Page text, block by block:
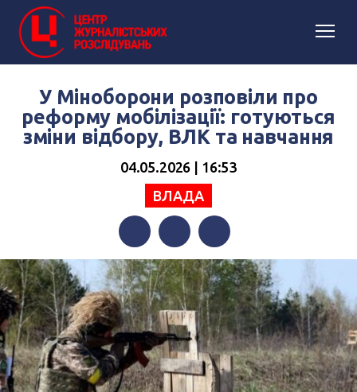
У Міноборони розповіли про
реформу мобілізації: готуються
зміни відбору, ВЛК та навчання
04.05.2026 | 16:53
ВЛАДА
FacebookTwitterTelegram